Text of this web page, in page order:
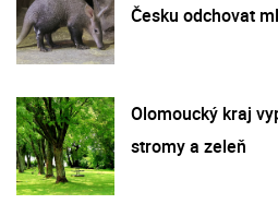
Česku odchovat
Olomoucký kraj
stromy a zeleň